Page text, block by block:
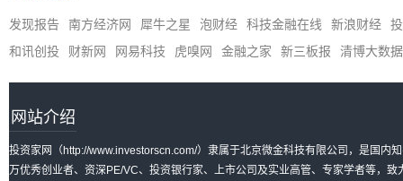
发现报告 南方经济网 犀牛之星 泡财经 科技金融在线 新浪财经
和讯创投
财新网 网易科技 虎嗅网 金融之家 新三板报 清博大数据
网站介绍
投资家网（http://www.investorscn.com/）隶属于北京微金科技有限公司，是国内
万优秀创业者、资深PE/VC、投资银行家、上市公司及实业高管、专家学者等，